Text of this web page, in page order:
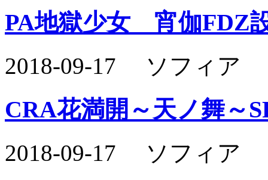
PA地獄少女 宵伽FDZ
2018-09-17 ソフィア
CRA花満開～天ノ舞～
2018-09-17 ソフィア